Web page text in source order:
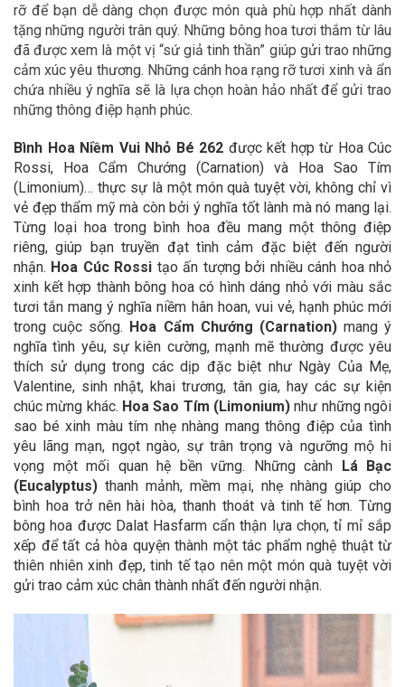
rỡ để bạn dễ dàng chọn được món quà phù hợp nhất dành
tặng những người trân quý. Những bông hoa tươi thắm từ lâu
đã được xem là một vị “sứ giả tinh thần” giúp gửi trao những
cảm xúc yêu thương. Những cánh hoa rạng rỡ tươi xinh và ẩn
chứa nhiều ý nghĩa sẽ là lựa chọn hoàn hảo nhất để gửi trao
những thông điệp hạnh phúc.
Bình Hoa Niềm Vui Nhỏ Bé 262 được kết hợp từ Hoa Cúc
Rossi, Hoa Cẩm Chướng (Carnation) và Hoa Sao Tím
(Limonium)… thực sự là một món quà tuyệt vời, không chỉ vì
vẻ đẹp thẩm mỹ mà còn bởi ý nghĩa tốt lành mà nó mang lại.
Từng loại hoa trong bình hoa đều mang một thông điệp
riêng, giúp bạn truyền đạt tình cảm đặc biệt đến người
nhận. Hoa Cúc Rossi tạo ấn tượng bởi nhiều cánh hoa nhỏ
xinh kết hợp thành bông hoa có hình dáng nhỏ với màu sắc
tươi tắn mang ý nghĩa niềm hân hoan, vui vẻ, hạnh phúc mới
trong cuộc sống. Hoa Cẩm Chướng (Carnation) mang ý
nghĩa tình yêu, sự kiên cường, mạnh mẽ thường được yêu
thích sử dụng trong các dịp đặc biệt như Ngày Của Mẹ,
Valentine, sinh nhật, khai trương, tân gia, hay các sự kiện
chúc mừng khác. Hoa Sao Tím (Limonium)như những ngôi
sao bé xinh màu tím nhẹ nhàng mang thông điệp của tình
yêu lãng mạn, ngọt ngào, sự trân trọng và ngưỡng mộ hi
vọng một mối quan hệ bền vững. Những cành Lá Bạc
(Eucalyptus) thanh mảnh, mềm mại, nhẹ nhàng giúp cho
bình hoa trở nên hài hòa, thanh thoát và tinh tế hơn. Từng
bông hoa được Dalat Hasfarm cẩn thận lựa chọn, tỉ mỉ sắp
xếp để tất cả hòa quyện thành một tác phẩm nghệ thuật từ
thiên nhiên xinh đẹp, tinh tế tạo nên một món quà tuyệt vời
gửi trao cảm xúc chân thành nhất đến người nhận.